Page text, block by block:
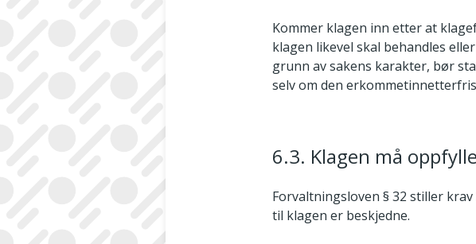
Kommer klagen inn etter at
klagen likevel skal behandles
grunn av sakens karakter, bør
selv om den
6.3. Klagen må
Forvaltningsloven § 32 stiller
til klagen er beskjedne.